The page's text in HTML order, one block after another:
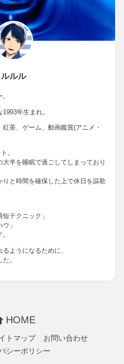
ルルル
年生まれ。
茶、ゲーム、動画鑑賞(アニメ・
。
半を睡眠で過ごしてしまっており
と時間を確保した上で休日を謳歌
テクニック」
」
ようになるために、
。
HOME
トマップ
お問い合わせ
シーポリシー